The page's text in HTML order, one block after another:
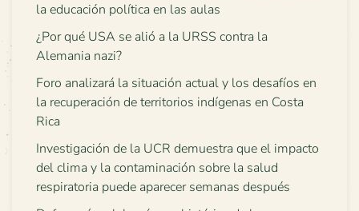
la educación política en las aulas
¿Por qué USA se alió a la URSS contra la
Alemania nazi?
Foro analizará la situación actual y los desafíos en
la recuperación de territorios indígenas en Costa
Rica
Investigación de la UCR demuestra que el impacto
del clima y la contaminación sobre la salud
respiratoria puede aparecer semanas después